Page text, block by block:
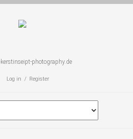
photography.de
Log in / Register